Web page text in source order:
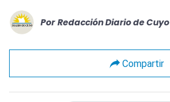
Por Redacción Diario de Cuyo
Compartir